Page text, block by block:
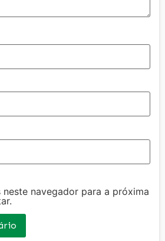
neste navegador para a próxima